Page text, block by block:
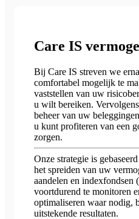
Care IS
Bij Care IS streven we
comfortabel mogelijk te
vaststellen van uw
u wilt bereiken.
beheer van uw
u kunt profiteren van een
zorgen.
Onze strategie is
het spreiden van uw
aandelen en
voortdurend te monitoren
optimaliseren waar nodig,
uitstekende resultaten.